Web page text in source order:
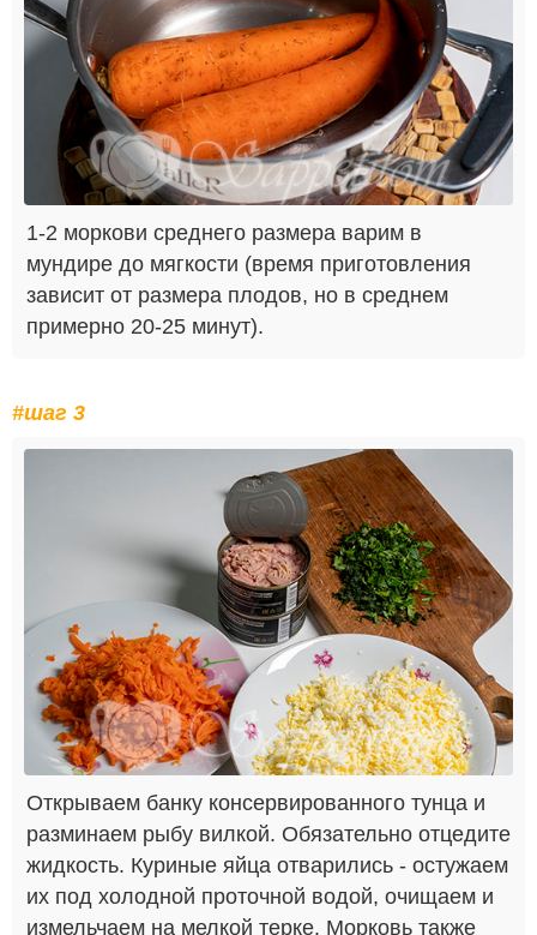
1-2 моркови среднего размера варим в
мундире до мягкости (время приготовления
зависит от размера плодов, но в среднем
примерно 20-25 минут).
#шаг 3
Открываем банку консервированного тунца и
разминаем рыбу вилкой. Обязательно отцедите
жидкость. Куриные яйца отварились - остужаем
их под холодной проточной водой, очищаем и
измельчаем на мелкой терке. Морковь также